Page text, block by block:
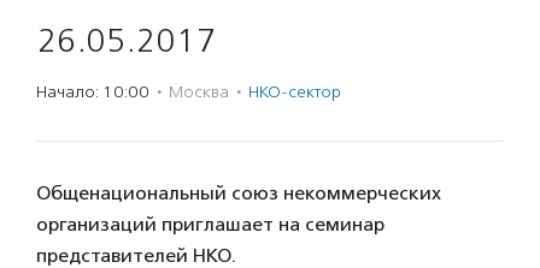
26.05.2017
Начало: 10:00 · Москва · НКО-сектор
Общенациональный союз некоммерческих
организаций приглашает на семинар
представителей НКО.